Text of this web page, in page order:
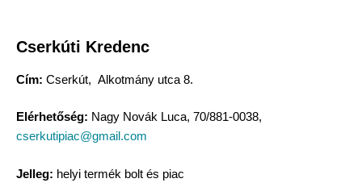
Cserkúti Kredenc
Cím: Cserkút, Alkotmány utca 8.
Elérhetőség: Nagy Novák Luca, 70/881-0038,
cserkutipiac@gmail.com
Jelleg: helyi termék bolt és piac